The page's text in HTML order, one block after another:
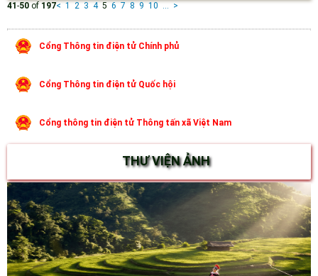
41 -50 of 197< 1 2 3 4 5 6 7 8 9 10 ... >
Cổng Thông tin điện tử Chính phủ
Cổng Thông tin điện tử Quốc hội
Cổng thông tin điện tử Thông tấn xã Việt Nam
THƯ VIỆN ẢNH